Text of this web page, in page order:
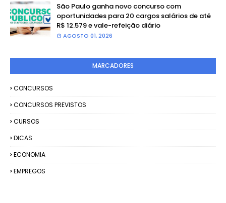
São Paulo ganha novo concurso com
oportunidades para 20 cargos salários de até
R$ 12.579 e vale-refeição diário
AGOSTO 01, 2026
MARCADORES
CONCURSOS
CONCURSOS PREVISTOS
CURSOS
DICAS
ECONOMIA
EMPREGOS